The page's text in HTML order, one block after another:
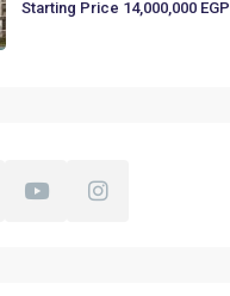
Starting Price 14,000,000 EGP